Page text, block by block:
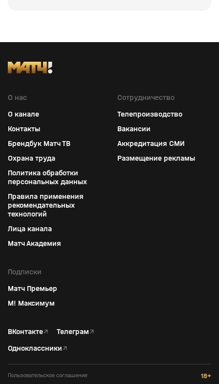
О нас
О канале
Контакты
Брендбук Матч ТВ
Охрана труда
Политика обработки
персональных данных
Правила применения
рекомендательных
технологий
Лица канала
Матч Академия
Сотрудничество
Телепроизводство
Вакансии
Аккредитация СМИ
Размещение рекламы
Подписки
Матч Премьер
М! Максимум
ВКонтакте↗ Телеграм↗
Одноклассники↗
Пользовательское соглашение 18+